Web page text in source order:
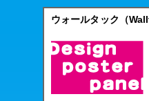
ウォールタック（